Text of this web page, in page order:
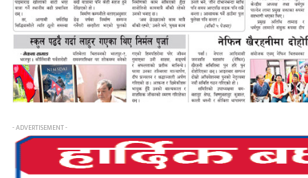
- ADVERTISEMENT -